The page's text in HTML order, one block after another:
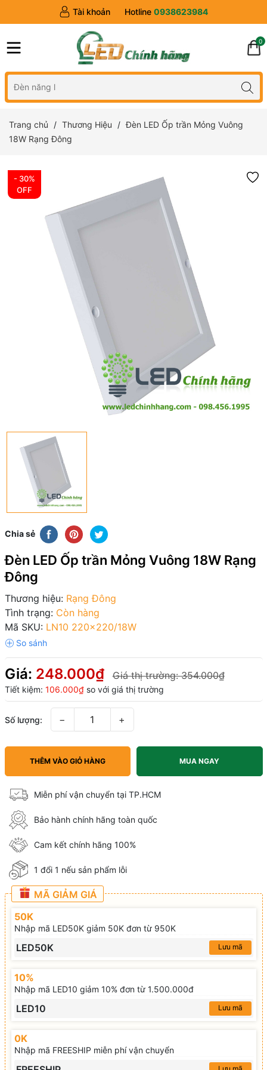
Tài khoản Hotline 0938623984
0
Trang chủ Thương Hiệu
Đèn LED Ốp trần Mỏng Vuông
18W Rạng Đông
- 30%
OFF
Chia sẻ
Đèn LED Ốp trần Mỏng Vuông 18W Rạng
Đông
Thương hiệu: Rạng Đông
Tình trạng: Còn hàng
Mã SKU: LN10 220x220/18W
Giá: 248.000₫ Giá thị trường:354.000₫
Tiết kiệm: 106.000₫so với giá thị trường
Số lượng: − +
THÊM VÀO GIỎ HÀNG MUA NGAY
Miễn phí vận chuyển tại TP.HCM
Bảo hành chính hãng toàn quốc
Cam kết chính hãng 100%
1 đổi 1 nếu sản phẩm lỗi
MÃ GIẢM GIÁ
50K
Nhập mã LED50K giảm 50K đơn từ 950K
LED50K Lưu mã
10%
Nhập mã LED10 giảm 10% đơn từ 1.500.000đ
LED10 Lưu mã
0K
Nhập mã FREESHIP miễn phí vận chuyển